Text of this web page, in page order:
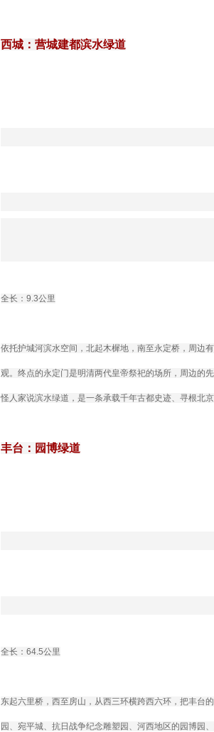
西城：营城建都滨水绿道
全长：9.3公里
依托护城河滨水空间，北起木樨地，南至永定桥，周边
观。终点的永定门是明清两代皇帝祭祀的场所，周边的
怪人家说滨水绿道，是一条承载千年古都史迹、寻根北京
丰台：园博绿道
全长：64.5公里
东起六里桥，西至房山，从西三环横跨西六环，把丰台
园、宛平城、抗日战争纪念雕塑园、河西地区的园博园